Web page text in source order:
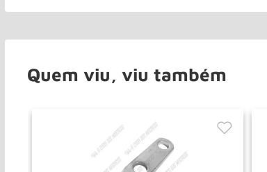
Quem viu, viu também